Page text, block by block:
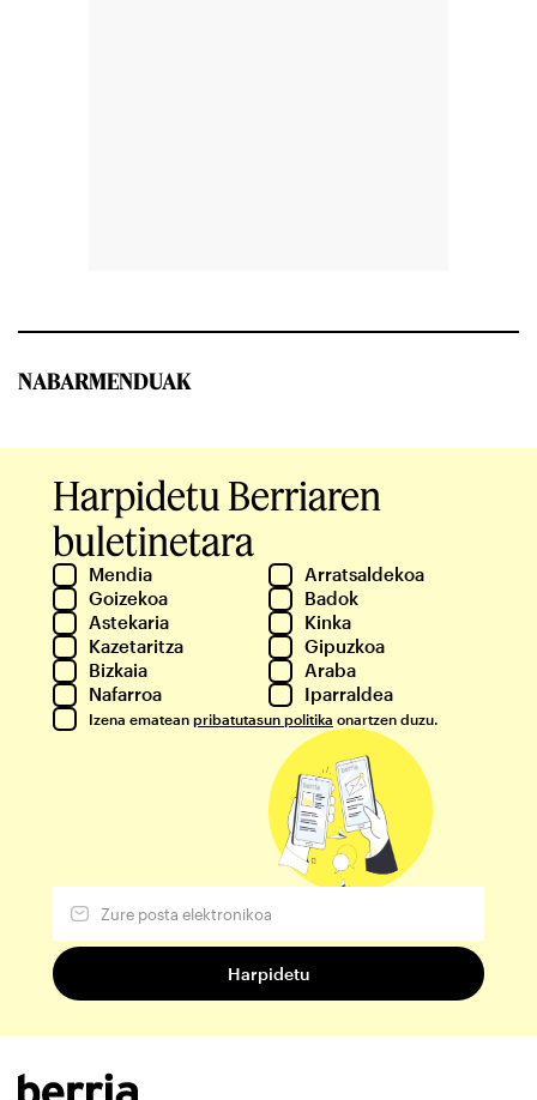
NABARMENDUAK
Harpidetu Berriaren
buletinetara
Mendia
Arratsaldekoa
Goizekoa
Badok
Astekaria
Kinka
Kazetaritza
Gipuzkoa
Bizkaia
Araba
Nafarroa
Iparraldea
Izena ematean pribatutasun politika onartzen duzu.